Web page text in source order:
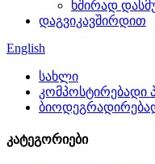
ხშირად
დაგვიკავშირდით
English
სახლი
კომპოსტირებადი
კატეგორიები